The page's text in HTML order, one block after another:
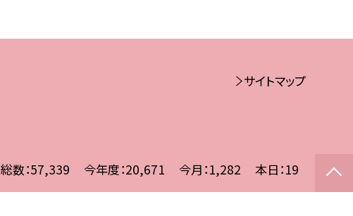
サイトマップ
総数：57,339 今年度：20,671 今月：1,282 本日：19